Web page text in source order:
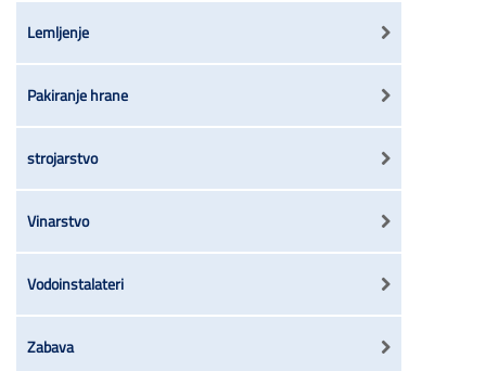
Lemljenje
Pakiranje hrane
strojarstvo
Vinarstvo
Vodoinstalateri
Zabava